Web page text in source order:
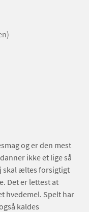
og er den mest
ikke et lige så
skal æltes forsigtigt
Det er lettest at
hvedemel. Spelt har
kaldes